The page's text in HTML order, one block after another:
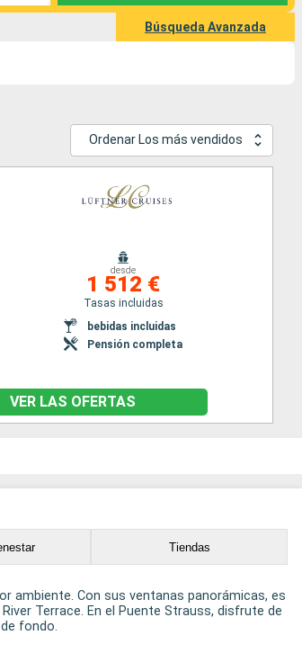
Búsqueda Avanzada
Ordenar Los más vendidos
desde
1 512 €
Tasas incluidas
bebidas incluidas
Pensión completa
VER LAS OFERTAS
Tiendas
ambiente. Con sus ventanas panorámicas, es
Terrace. En el Puente Strauss, disfrute de
fondo.